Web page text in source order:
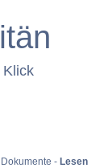
Klick
- Lesen